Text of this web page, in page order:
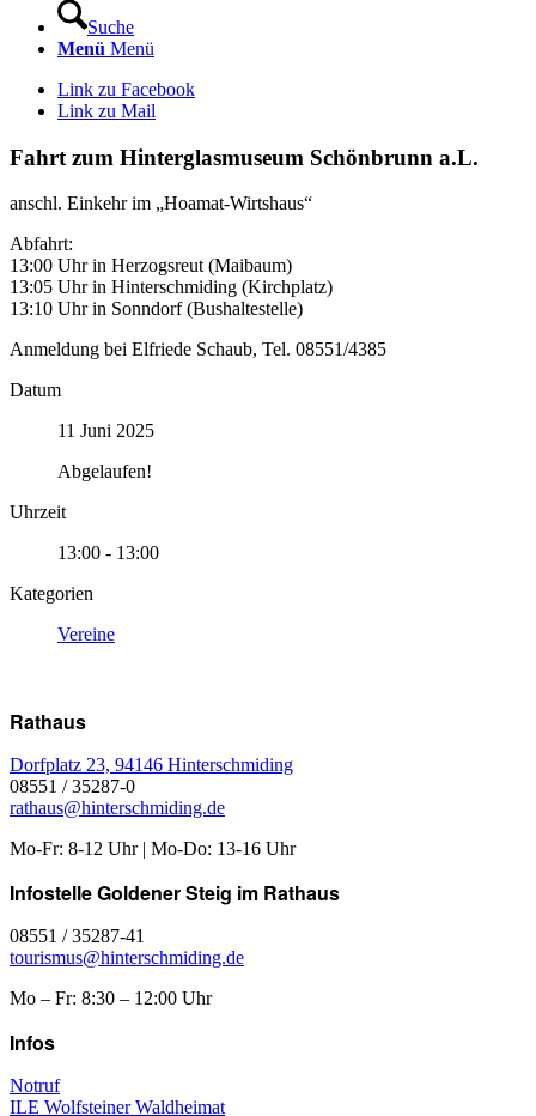
Suche
Menü Menü
Link zu Facebook
Link zu Mail
Fahrt zum Hinterglasmuseum Schönbrunn a.L.
anschl. Einkehr im „Hoamat-Wirtshaus“
Abfahrt:
13:00 Uhr in Herzogsreut (Maibaum)
13:05 Uhr in Hinterschmiding (Kirchplatz)
13:10 Uhr in Sonndorf (Bushaltestelle)
Anmeldung bei Elfriede Schaub, Tel. 08551/4385
Datum
11 Juni 2025
Abgelaufen!
Uhrzeit
13:00 - 13:00
Kategorien
Vereine
Rathaus
Dorfplatz 23, 94146 Hinterschmiding
08551 / 35287-0
rathaus@hinterschmiding.de
Mo-Fr: 8-12 Uhr | Mo-Do: 13-16 Uhr
Infostelle Goldener Steig im Rathaus
08551 / 35287-41
tourismus@hinterschmiding.de
Mo – Fr: 8:30 – 12:00 Uhr
Infos
Notruf
ILE Wolfsteiner Waldheimat